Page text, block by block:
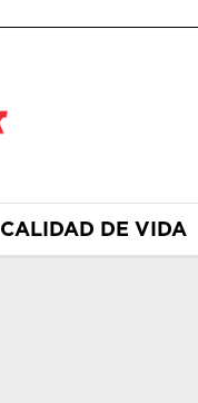
CALIDAD DE VIDA